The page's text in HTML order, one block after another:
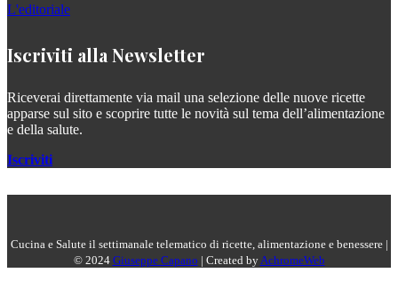
L'editoriale
Iscriviti alla Newsletter
Riceverai direttamente via mail una selezione delle nuove ricette
apparse sul sito e scoprire tutte le novità sul tema dell’alimentazione
e della salute.
Iscriviti
Cucina e Salute il settimanale telematico di ricette, alimentazione e benessere |
© 2024 Giuseppe Capano | Created byAchromeWeb